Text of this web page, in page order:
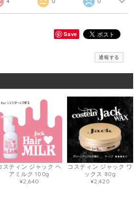
Save
通報する
スティン ジャック ヘ
アミルク 100g
¥2,640
コスティン ジャック ワ
ックス 80g
¥2,420